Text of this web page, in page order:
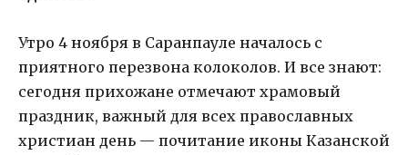
Утро 4 ноября в Саранпауле началось с
приятного перезвона колоколов. И все знают:
сегодня прихожане отмечают храмовый
праздник, важный для всех православных
христиан день — почитание иконы Казанской